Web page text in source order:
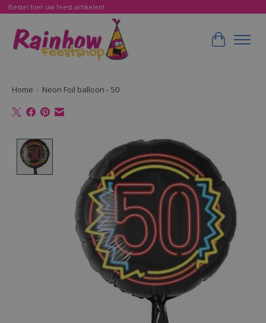
Bestel hier uw feest artikelen!
Home / Neon Foil balloon - 50
Product image slideshow Items